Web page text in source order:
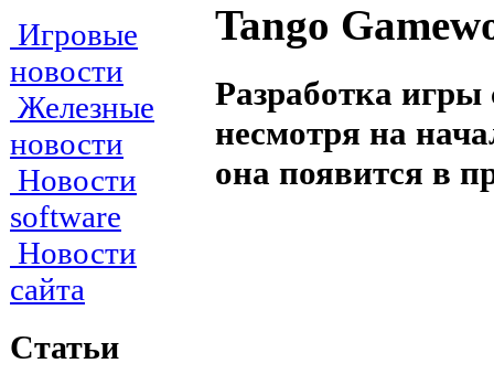
Игровые
новости
Железные
новости
Новости
software
Новости
сайта
Статьи
Tango
Разработка игры
несмотря на
она появится в